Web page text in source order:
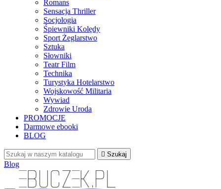
Romans
Sensacja Thriller
Socjologia
Śpiewniki Kolędy
Sport Żeglarstwo
Sztuka
Słowniki
Teatr Film
Technika
Turystyka Hotelarstwo
Wojskowość Militaria
Wywiad
Zdrowie Uroda
PROMOCJE
Darmowe ebooki
BLOG
 Szukaj
Blog